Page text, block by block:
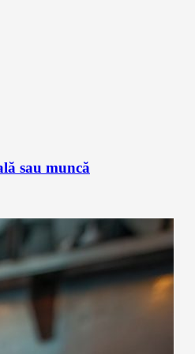
sau muncă